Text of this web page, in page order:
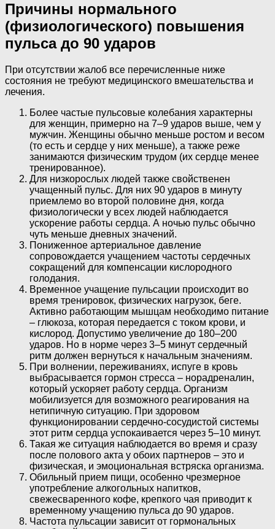
Причины нормального
(физиологического) повышения
пульса до 90 ударов
При отсутствии жалоб все перечисленные ниже
состояния не требуют медицинского вмешательства и
лечения.
Более частые пульсовые колебания характерны
для женщин, примерно на 7–9 ударов выше, чем у
мужчин. Женщины обычно меньше ростом и весом
(то есть и сердце у них меньше), а также реже
занимаются физическим трудом (их сердце менее
тренированное).
Для низкорослых людей также свойственен
учащенный пульс. Для них 90 ударов в минуту
приемлемо во второй половине дня, когда
физиологически у всех людей наблюдается
ускорение работы сердца. А ночью пульс обычно
чуть меньше дневных значений.
Пониженное артериальное давление
сопровождается учащением частоты сердечных
сокращений для компенсации кислородного
голодания.
Временное учащение пульсации происходит во
время тренировок, физических нагрузок, беге.
Активно работающим мышцам необходимо питание
– глюкоза, которая передается с током крови, и
кислород. Допустимо увеличение до 180–200
ударов. Но в норме через 3–5 минут сердечный
ритм должен вернуться к начальным значениям.
При волнении, переживаниях, испуге в кровь
выбрасывается гормон стресса – норадреналин,
который ускоряет работу сердца. Организм
мобилизуется для возможного реагирования на
нетипичную ситуацию. При здоровом
функционировании сердечно-сосудистой системы
этот ритм сердца успокаивается через 5–10 минут.
Такая же ситуация наблюдается во время и сразу
после полового акта у обоих партнеров – это и
физическая, и эмоциональная встряска организма.
Обильный прием пищи, особенно чрезмерное
употребление алкогольных напитков,
свежесваренного кофе, крепкого чая приводит к
временному учащению пульса до 90 ударов.
Частота пульсации зависит от гормональных